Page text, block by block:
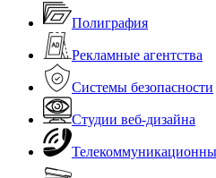
Полиграфия
Рекламные агентства
Системы безопасности
Студии веб-дизайна